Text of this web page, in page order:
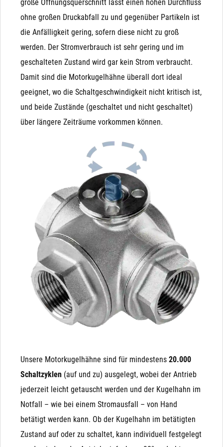
nach dem Befüllen eines Behälters), drückt dieser das
Magnetventil wieder auf. Der Kugelhahn hingegen ist
nach Betätigung in beiden Richtungen dicht.
Unterdruck: Bei Unterdruck (Saugen auf der
Ausgangsseite) wird die Funktion schwer vorhersagbar.
Besonders bei NO-Magnetventilen kann es durchaus
passieren, dass ein Unterdruck auf der Ausgangsseite
die Membrane nach unten zieht und das Ventil
Manuelle (Not)Betätigung: Das Magnetventil wird
ausschließlich durch Magnetkraft geschlossen und
geöffnet (bzw. durch die Feder, die der Magnetkraft
entgegen wirkt). Das bedeutet, dass ein Magnetventil
von Hand (bei Stromausfall) nicht betätigt werden
kann! Auch ist es nicht möglich, ein NC (stromlos
geschlossenes) Magnetventil auf ein NO (stromlos
offenes) Magnetventil umzubauen, da die integrierte
Feder in eine andere Richtung wirkt.
Unsere Variante mit Kondensator ist ideal geeignet für
Einsatzzwecke, in denen der Kugelhahn bei Stromausfall
zurückfahren muss. Der Antrieb verfügt nur über 2 Adern
("+" bzw. "L" und "-" bzw. "N") und wird mit einem Schalter
sehr einfach angesteuert. Wenn Strom anliegt, fährt der
Kugelhahn die 90° bis zum Endanschlag und der
Kondensator wird parallel aufgeladen. Wenn der Strom
abgeschalten wird (oder ausfällt), fährt der Antrieb mit
der Energie des geladenen Kondensators (ähnlich einer
Batterie) von Alleine zurück.
große Öffnungsquerschnitt lässt einen hohen Durchfluss
ohne großen Druckabfall zu und gegenüber Partikeln ist
die Anfälligkeit gering, sofern diese nicht zu groß
werden. Der Stromverbrauch ist sehr gering und im
geschalteten Zustand wird gar kein Strom verbraucht.
Damit sind die Motorkugelhähne überall dort ideal
geeignet, wo die Schaltgeschwindigkeit nicht kritisch ist,
und beide Zustände (geschaltet und nicht geschaltet)
über längere Zeiträume vorkommen können.
Unsere Motorkugelhähne sind für mindestens 20.000
Schaltzyklen (auf und zu) ausgelegt, wobei der Antrieb
jederzeit leicht getauscht werden und der Kugelhahn im
Notfall – wie bei einem Stromausfall – von Hand
betätigt werden kann. Ob der Kugelhahn im betätigten
Zustand auf oder zu schaltet, kann individuell festgelegt